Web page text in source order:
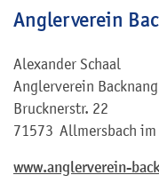
Anglerverein
Alexander Schaal
Anglerverein
Brucknerstr. 22
71573 Allmersbach im
www.anglerverein-